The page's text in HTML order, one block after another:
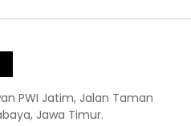
PWI Jatim, Jalan Taman
Jawa Timur.